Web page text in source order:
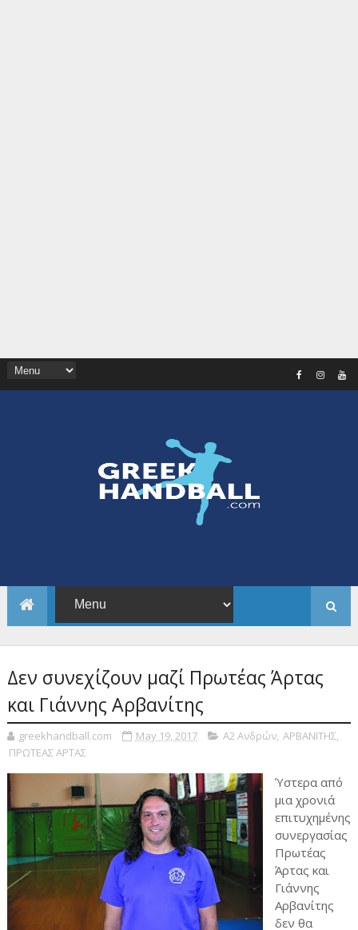
Δεν συνεχίζουν μαζί Πρωτέας Άρτας
και Γιάννης Αρβανίτης
greekhandball.com May 19, 2017 Α2 Ανδρών, ΑΡΒΑΝΙΤΗΣ,
ΠΡΩΤΕΑΣ ΑΡΤΑΣ
Ύστερα από
μια χρονιά
επιτυχημένης
συνεργασίας
Πρωτέας
Άρτας και
Γιάννης
Αρβανίτης
δεν θα